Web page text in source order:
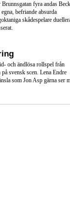
Brunnsgatan fyra andas
befriande absurda
skådespelare
och ändlösa rollspel från
svensk scen. Lena Endre
som Jon Asp gärna ser